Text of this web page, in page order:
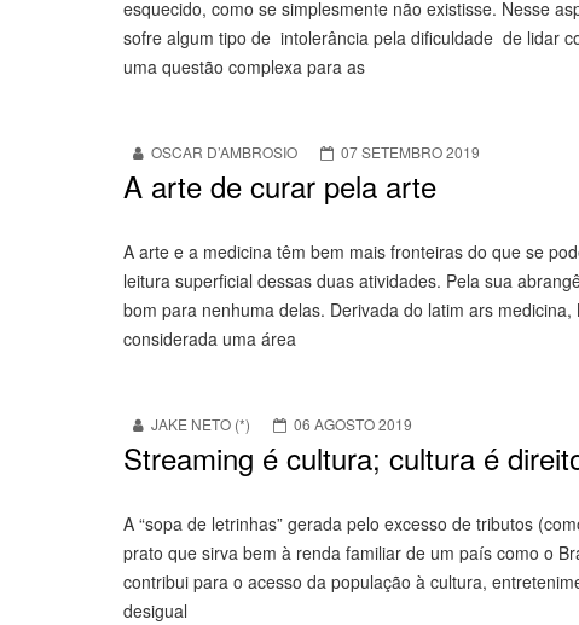
esquecido, como se simplesmente não existisse. Nesse
sofre algum tipo de intolerância pela dificuldade de lidar
uma questão complexa para as
OSCAR D’AMBROSIO 07 SETEMBRO 2019
A arte de curar pela arte
A arte e a medicina têm bem mais fronteiras do que se
leitura superficial dessas duas atividades. Pela sua
bom para nenhuma delas. Derivada do latim ars
considerada uma área
JAKE NETO (*) 06 AGOSTO 2019
Streaming é cultura; cultura é
A “sopa de letrinhas” gerada pelo excesso de tributos
prato que sirva bem à renda familiar de um país como o
contribui para o acesso da população à cultura,
desigual